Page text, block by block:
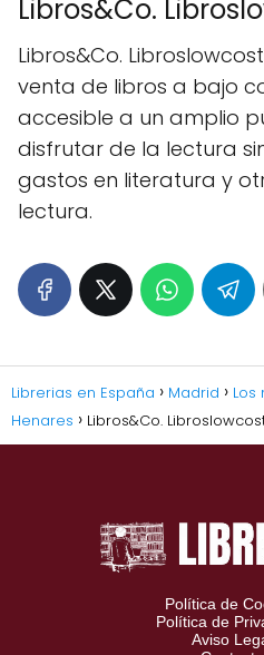
Libros&Co.
Libros&Co.
venta de libros a bajo
accesible a un amplio
disfrutar de la lectura
gastos en literatura y
lectura.
Librerias en España Madrid
Los
Henares
Libros&Co.
Política de
Política de
Aviso